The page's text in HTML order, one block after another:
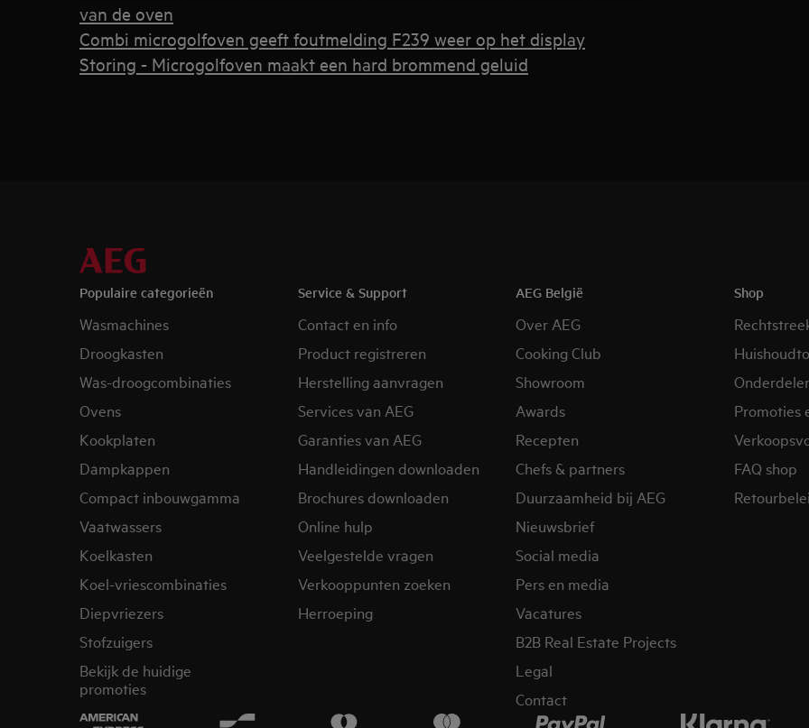
van de oven
Combi microgolfoven geeft foutmelding F239 weer op het display
Storing - Microgolfoven maakt een hard brommend geluid
Populaire categorieën
Wasmachines
Droogkasten
Was-droogcombinaties
Ovens
Kookplaten
Dampkappen
Compact inbouwgamma
Vaatwassers
Koelkasten
Koel-vriescombinaties
Diepvriezers
Stofzuigers
Bekijk de huidige
promoties
Service & Support
Contact en info
Product registreren
Herstelling aanvragen
Services van AEG
Garanties van AEG
Handleidingen downloaden
Brochures downloaden
Online hulp
Veelgestelde vragen
Verkooppunten zoeken
Herroeping
AEG België
Over AEG
Cooking Club
Showroom
Awards
Recepten
Chefs & partners
Duurzaamheid bij AEG
Nieuwsbrief
Social media
Pers en media
Vacatures
B2B Real Estate Projects
Legal
Contact
Shop
Promoties
FAQ shop